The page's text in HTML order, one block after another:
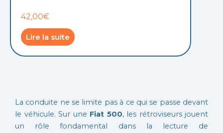
42,00€
Lire la suite
La conduite ne se limite pas à ce qui se passe devant
le véhicule. Sur une Fiat 500, les rétroviseurs jouent
un rôle fondamental dans la lecture de